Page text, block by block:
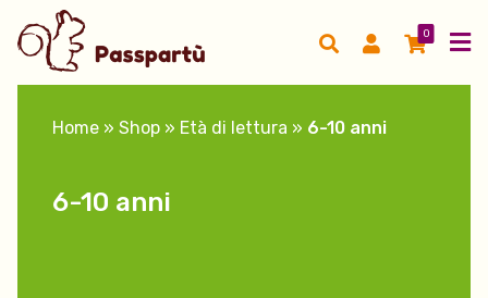
0
Home » Shop » Età di lettura » 6-10 anni
6-10 anni